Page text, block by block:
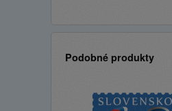
Podobné produkty